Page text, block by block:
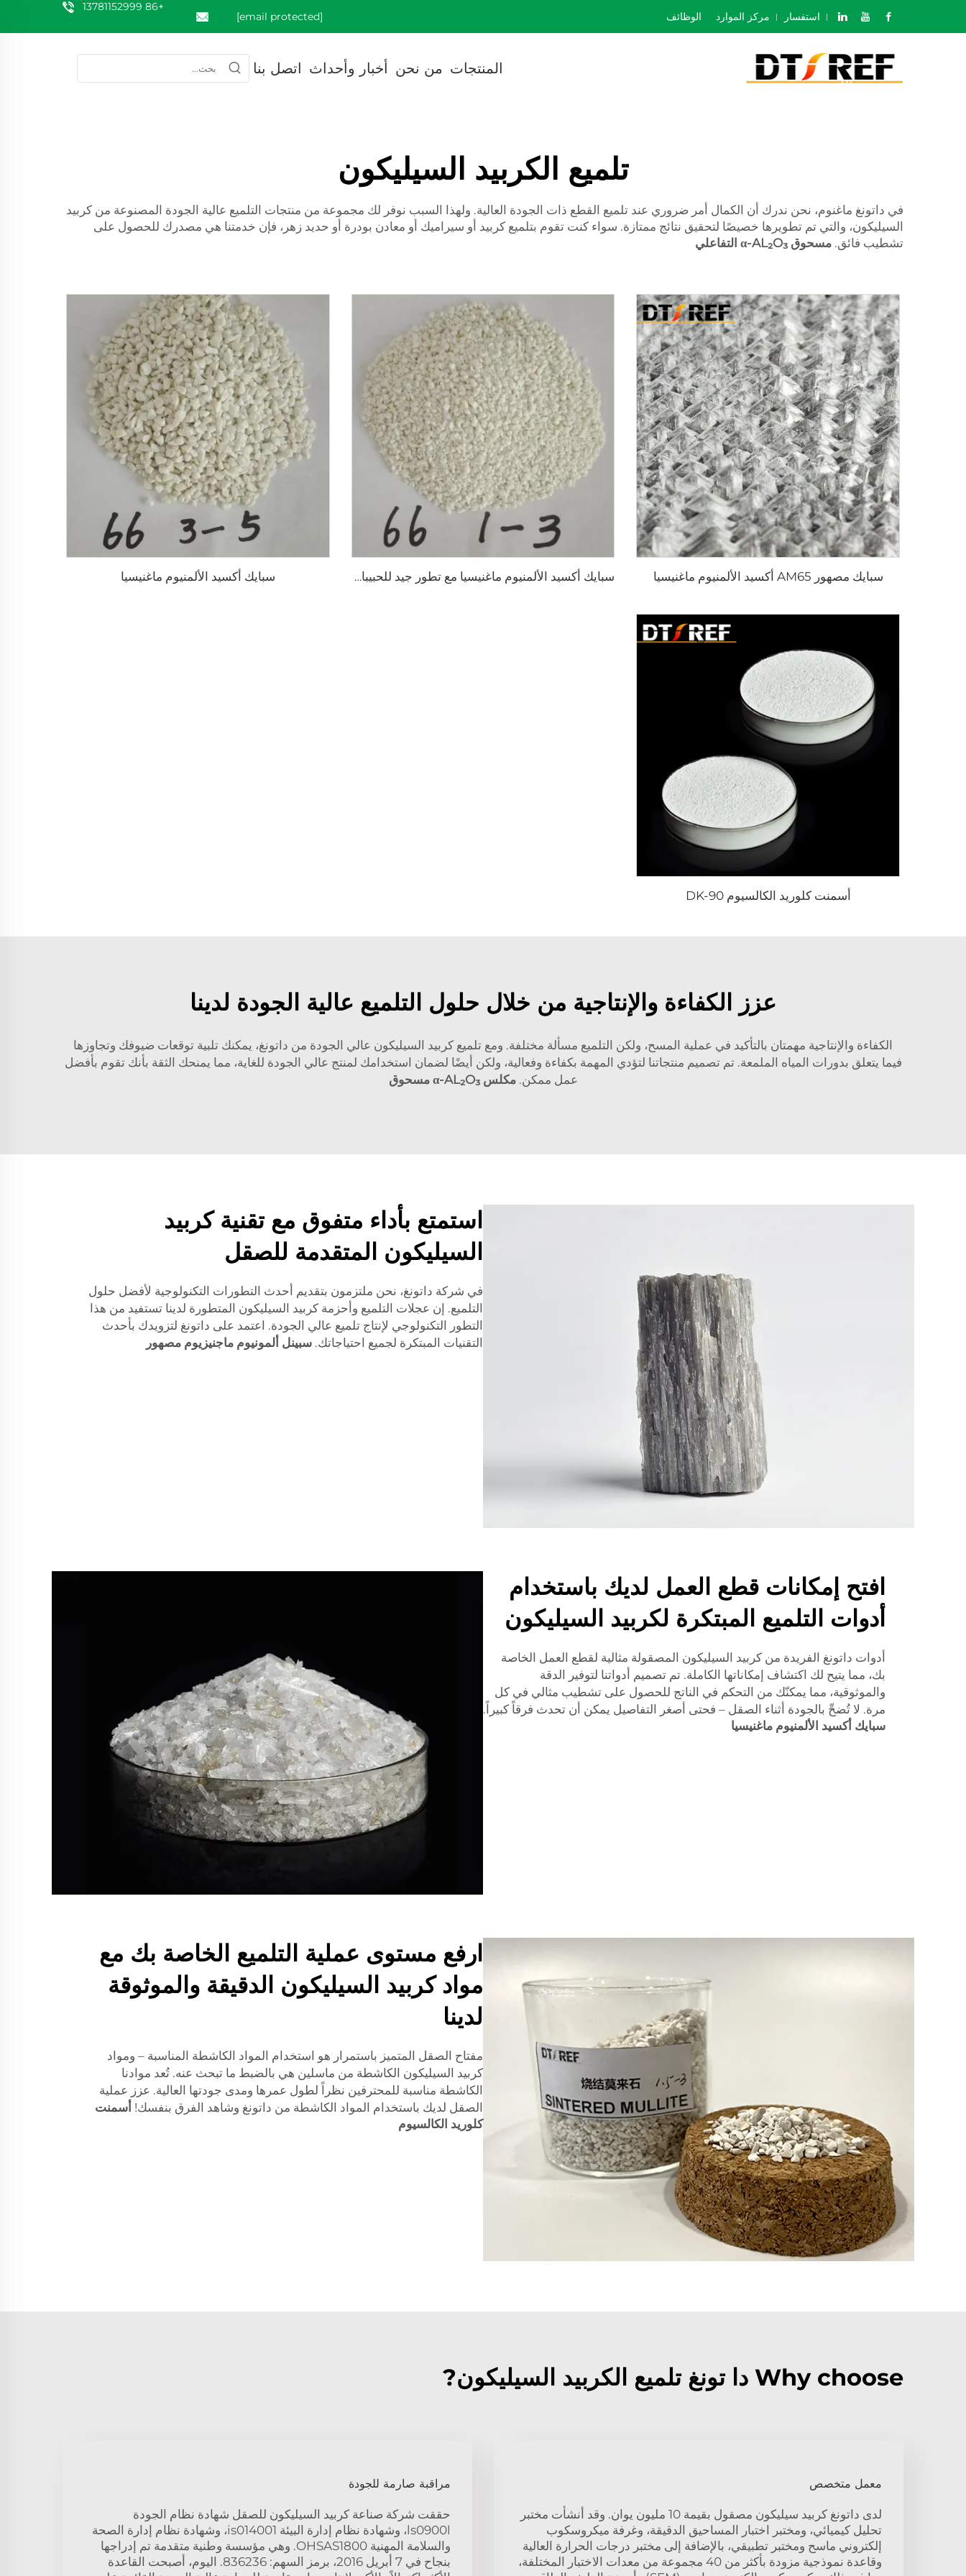
+86 13781152999
[email protected] استفسار مركز الموارد الوظائف
المنتجات من نحن أخبار وأحداث اتصل بنا
تلميع الكربيد السيليكون
في داتونغ ماغنوم، نحن ندرك أن الكمال أمر ضروري عند تلميع القطع ذات الجودة العالية. ولهذا السبب نوفر لك مجموعة من منتجات التلميع عالية الجودة المصنوعة من كربيد
السيليكون، والتي تم تطويرها خصيصًا لتحقيق نتائج ممتازة. سواء كنت تقوم بتلميع كربيد أو سيراميك أو معادن بودرة أو حديد زهر، فإن خدمتنا هي مصدرك للحصول على
تشطيب فائق. مسحوق α-AL₂O₃ التفاعلي
سبايك مصهور AM65 أكسيد الألمنيوم ماغنيسيا سبايك أكسيد الألمنيوم ماغنيسيا مع تطور جيد للحبيبات سبايك أكسيد الألمنيوم ماغنيسيا
أسمنت كلوريد الكالسيوم DK-90
عزز الكفاءة والإنتاجية من خلال حلول التلميع عالية الجودة لدينا
الكفاءة والإنتاجية مهمتان بالتأكيد في عملية المسح، ولكن التلميع مسألة مختلفة. ومع تلميع كربيد السيليكون عالي الجودة من داتونغ، يمكنك تلبية توقعات ضيوفك وتجاوزها
فيما يتعلق بدورات المياه الملمعة. تم تصميم منتجاتنا لتؤدي المهمة بكفاءة وفعالية، ولكن أيضًا لضمان استخدامك لمنتج عالي الجودة للغاية، مما يمنحك الثقة بأنك تقوم بأفضل
عمل ممكن.مكلسα-AL₂O₃ مسحوق
استمتع بأداء متفوق مع تقنية كربيد
السيليكون المتقدمة للصقل
في شركة داتونغ، نحن ملتزمون بتقديم أحدث التطورات التكنولوجية لأفضل حلول
التلميع. إن عجلات التلميع وأحزمة كربيد السيليكون المتطورة لدينا تستفيد من هذا
التطور التكنولوجي لإنتاج تلميع عالي الجودة. اعتمد على داتونغ لتزويدك بأحدث
التقنيات المبتكرة لجميع احتياجاتك. سبينل ألمونيوم ماجنيزيوم مصهور
افتح إمكانات قطع العمل لديك باستخدام
أدوات التلميع المبتكرة لكربيد السيليكون
أدوات داتونغ الفريدة من كربيد السيليكون المصقولة مثالية لقطع العمل الخاصة
بك، مما يتيح لك اكتشاف إمكاناتها الكاملة. تم تصميم أدواتنا لتوفير الدقة
والموثوقية، مما يمكنّك من التحكم في الناتج للحصول على تشطيب مثالي في كل
مرة. لا تُضحِّ بالجودة أثناء الصقل – فحتى أصغر التفاصيل يمكن أن تحدث فرقاً كبيراً.
سبايك أكسيد الألمنيوم ماغنيسيا
ارفع مستوى عملية التلميع الخاصة بك مع
مواد كربيد السيليكون الدقيقة والموثوقة
لدينا
مفتاح الصقل المتميز باستمرار هو استخدام المواد الكاشطة المناسبة – ومواد
كربيد السيليكون الكاشطة من ماسلين هي بالضبط ما تبحث عنه. تُعد موادنا
الكاشطة مناسبة للمحترفين نظراً لطول عمرها ومدى جودتها العالية. عزز عملية
الصقل لديك باستخدام المواد الكاشطة من داتونغ وشاهد الفرق بنفسك! أسمنت
كلوريد الكالسيوم
Why choose دا تونغ تلميع الكربيد السيليكون?
معمل متخصص
لدى داتونغ كربيد سيليكون مصقول بقيمة 10 مليون يوان. وقد أنشأت مختبر
تحليل كيميائي، ومختبر اختبار المساحيق الدقيقة، وغرفة ميكروسكوب
إلكتروني ماسح ومختبر تطبيقي، بالإضافة إلى مختبر درجات الحرارة العالية
وقاعدة نموذجية مزودة بأكثر من 40 مجموعة من معدات الاختبار المختلفة،
مراقبة صارمة للجودة
حققت شركة صناعة كربيد السيليكون للصقل شهادة نظام الجودة
ls0900l، وشهادة نظام إدارة البيئة is014001، وشهادة نظام إدارة الصحة
والسلامة المهنية OHSAS1800. وهي مؤسسة وطنية متقدمة تم إدراجها
بنجاح في 7 أبريل 2016، برمز السهم: 836236. اليوم، أصبحت القاعدة